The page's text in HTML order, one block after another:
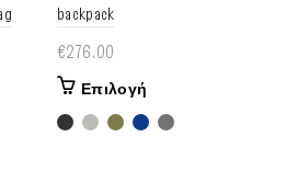
backpack
€276.00
Επιλογή
το
προϊόν